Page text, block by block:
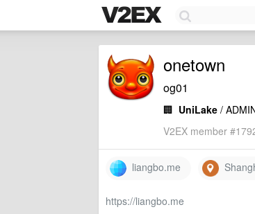
onetown
og01
🏢 UniLake /
V2EX member
liangbo.me
https://liangbo.me